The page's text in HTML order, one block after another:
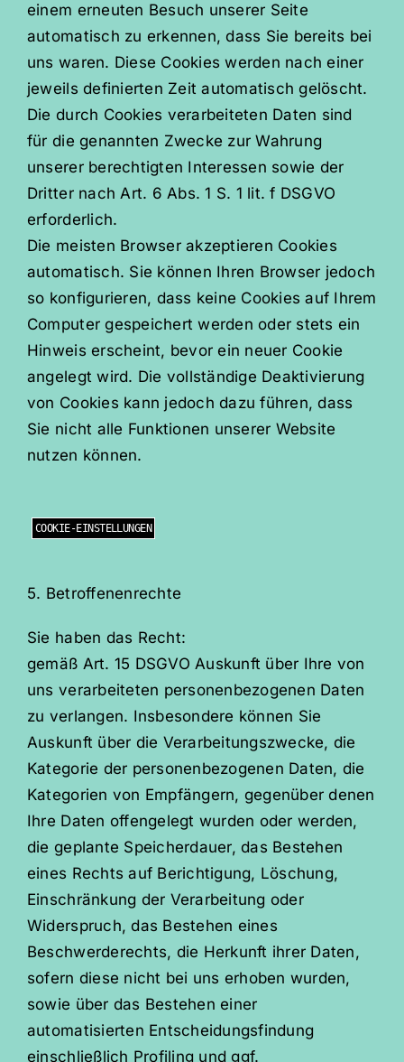
einem erneuten Besuch unserer Seite
automatisch zu erkennen, dass Sie bereits bei
uns waren. Diese Cookies werden nach einer
jeweils definierten Zeit automatisch gelöscht.
Die durch Cookies verarbeiteten Daten sind
für die genannten Zwecke zur Wahrung
unserer berechtigten Interessen sowie der
Dritter nach Art. 6 Abs. 1 S. 1 lit. f DSGVO
erforderlich.
Die meisten Browser akzeptieren Cookies
automatisch. Sie können Ihren Browser jedoch
so konfigurieren, dass keine Cookies auf Ihrem
Computer gespeichert werden oder stets ein
Hinweis erscheint, bevor ein neuer Cookie
angelegt wird. Die vollständige Deaktivierung
von Cookies kann jedoch dazu führen, dass
Sie nicht alle Funktionen unserer Website
nutzen können.
COOKIE-EINSTELLUNGEN
5. Betroffenenrechte
Sie haben das Recht:
gemäß Art. 15 DSGVO Auskunft über Ihre von
uns verarbeiteten personenbezogenen Daten
zu verlangen. Insbesondere können Sie
Auskunft über die Verarbeitungszwecke, die
Kategorie der personenbezogenen Daten, die
Kategorien von Empfängern, gegenüber denen
Ihre Daten offengelegt wurden oder werden,
die geplante Speicherdauer, das Bestehen
eines Rechts auf Berichtigung, Löschung,
Einschränkung der Verarbeitung oder
Widerspruch, das Bestehen eines
Beschwerderechts, die Herkunft ihrer Daten,
sofern diese nicht bei uns erhoben wurden,
sowie über das Bestehen einer
automatisierten Entscheidungsfindung
einschließlich Profiling und ggf.